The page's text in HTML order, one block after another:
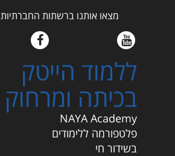
מצאו אותנו ברשתות החברתיות
ללמוד הייטק
בכיתה ומרחוק
NAYA Academy
פלטפורמה ללימודים
בשידור חי